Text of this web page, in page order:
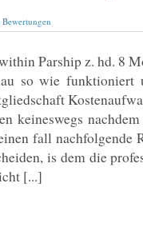
so wie funktioniert
keineswegs
fall nachfolgende
is dem die
[...]